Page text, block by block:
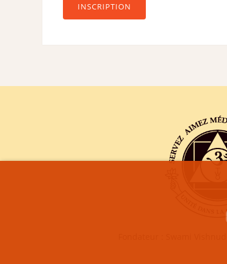
INSCRIPTION
Fondateur : Swami